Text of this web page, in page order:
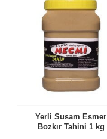
Yerli Susam Esmer
Bozkır Tahini 1 kg